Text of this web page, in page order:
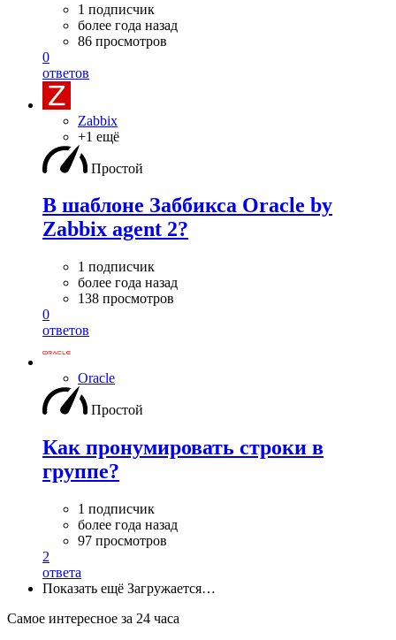
1 подписчик
более года назад
86 просмотров
0
ответов
Zabbix
+1 ещё
Простой
В шаблоне Заббикса Oracle by
Zabbix agent 2?
1 подписчик
более года назад
138 просмотров
0
ответов
Oracle
Простой
Как пронумировать строки в
группе?
1 подписчик
более года назад
97 просмотров
2
ответа
Показать ещё Загружается…
Самое интересное за 24 часа